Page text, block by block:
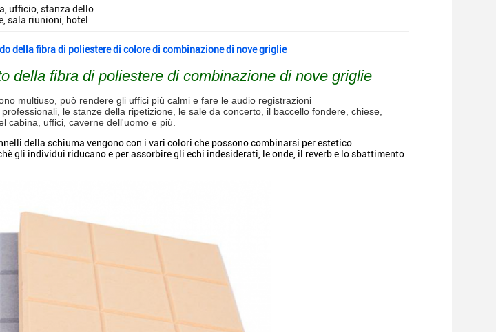
ufficio, stanza dello
sala riunioni, hotel
della fibra di poliestere di colore di combinazione di nove griglie
della fibra di poliestere di combinazione di nove griglie
multiuso, può rendere gli uffici più calmi e fare le audio registrazioni
le stanze della ripetizione, le sale da concerto, il baccello fondere, chiese,
cabina, uffici, caverne dell'uomo e più.
della schiuma vengono con i vari colori che possono combinarsi per estetico
gli individui riducano e per assorbire gli echi indesiderati, le onde, il reverb e lo sbattimento